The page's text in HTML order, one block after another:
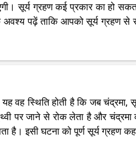
सूर्य ग्रहण कई प्रकार का हो
पढ़ें ताकि आपको सूर्य ग्रहण से
वह स्थिति होती है कि जब चंद्रमा,
पर जाने से रोक लेता है और चंद्रमा
है। इसी घटना को पूर्ण सूर्य ग्रहण